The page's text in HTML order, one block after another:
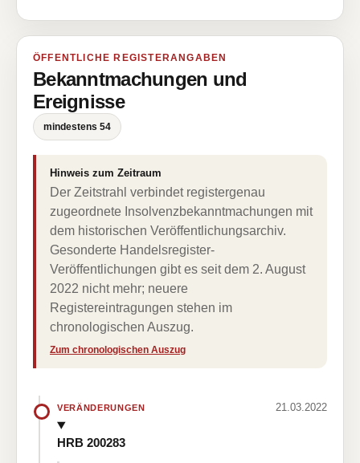
ÖFFENTLICHE REGISTERANGABEN
Bekanntmachungen und
Ereignisse
mindestens 54
Hinweis zum Zeitraum
Der Zeitstrahl verbindet registergenau
zugeordnete Insolvenzbekanntmachungen mit
dem historischen Veröffentlichungsarchiv.
Gesonderte Handelsregister-
Veröffentlichungen gibt es seit dem 2. August
2022 nicht mehr; neuere
Registereintragungen stehen im
chronologischen Auszug.
Zum chronologischen Auszug
VERÄNDERUNGEN 21.03.2022
HRB 200283